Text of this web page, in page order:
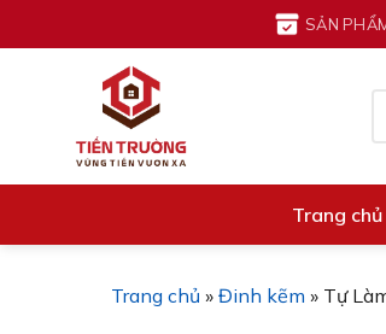
đến
SẢN
Trang chủ
Trang chủ » Đinh kẽm » Tự